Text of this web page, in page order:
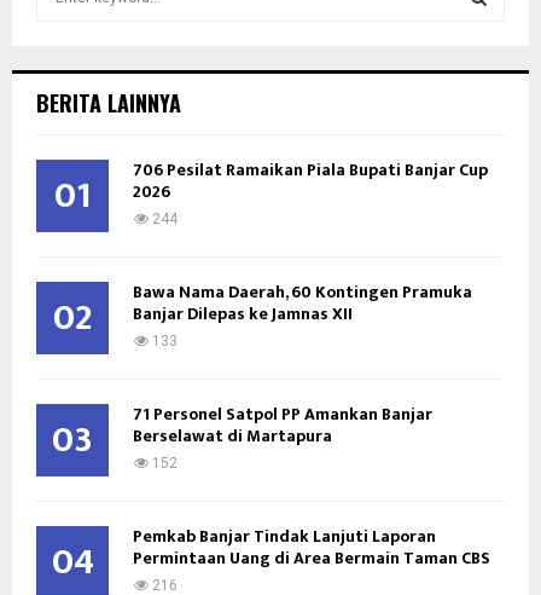
h
o
BERITA LAINNYA
01 706 Pesilat Ramaikan Piala Bupati Banjar Cup
2026
244
02 Bawa Nama Daerah, 60 Kontingen Pramuka
Banjar Dilepas ke Jamnas XII
133
03 71 Personel Satpol PP Amankan Banjar
Berselawat di Martapura
152
04 Pemkab Banjar Tindak Lanjuti Laporan
Permintaan Uang di Area Bermain Taman CBS
216